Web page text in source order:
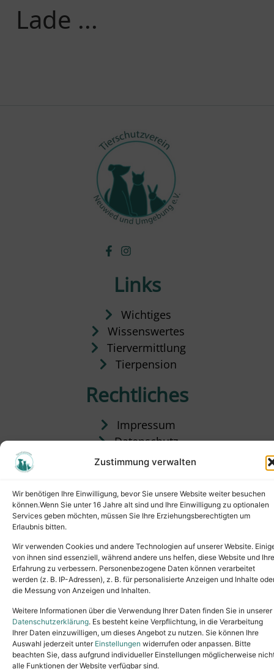
Zustimmung verwalten
Wir benötigen Ihre Einwilligung, bevor Sie unsere Website weiter besuchen
können.Wenn Sie unter 16 Jahre alt sind und Ihre Einwilligung zu optionalen
Services geben möchten, müssen Sie Ihre Erziehungsberechtigten um
Erlaubnis bitten.
Wir verwenden Cookies und andere Technologien auf unserer Website.
von ihnen sind essenziell, während andere uns helfen, diese Website und Ihre
Erfahrung zu verbessern. Personenbezogene Daten können verarbeitet
werden (z. B. IP-Adressen), z. B. für personalisierte Anzeigen und Inhalte
die Messung von Anzeigen und Inhalten.
Weitere Informationen über die Verwendung Ihrer Daten finden Sie in unserer
Datenschutzerklärung. Es besteht keine Verpflichtung, in die Verarbeitung
Ihrer Daten einzuwilligen, um dieses Angebot zu nutzen. Sie können Ihre
Auswahl jederzeit unter Einstellungen widerrufen oder anpassen. Bitte
beachten Sie, dass aufgrund individueller Einstellungen möglicherweise
alle Funktionen der Website verfügbar sind.
Lade ...
Links
Wichtiges
Wissenswertes
Tiervermittlung
Tierpension
Rechtliches
Impressum
Datenschutz
Satzung
Copyright © 2024. All rights reserved.
Tel.: (02631) 55356buero@tierheim-neuwied.de
Ludwigshof 1, 56567 Neuwied